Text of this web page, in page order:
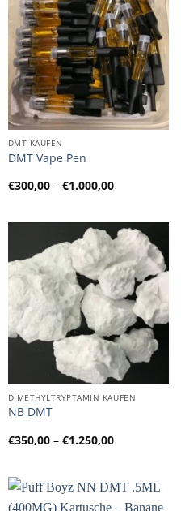
DMT KAUFEN
DMT Vape Pen
€300,00 – €1.000,00
DIMETHYLTRYPTAMIN KAUFEN
NB DMT
€350,00 – €1.250,00
€350,00